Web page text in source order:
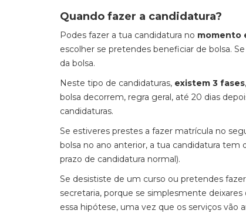
Quando fazer a candidatura?
Podes fazer a tua candidatura no momento
escolher se pretendes beneficiar de bolsa.
da bolsa.
Neste tipo de candidaturas, existem 3 fases
bolsa decorrem, regra geral, até 20 dias
candidaturas.
Se estiveres prestes a fazer matrícula no
bolsa no ano anterior, a tua candidatura tem
prazo de candidatura normal).
Se desististe de um curso ou pretendes
secretaria, porque se simplesmente
essa hipótese, uma vez que os serviços vão